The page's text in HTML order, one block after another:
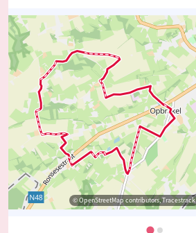
© OpenStreetMap contributors, Tracestrack